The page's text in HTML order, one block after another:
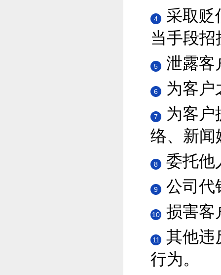
4
采取贬
当手段
5 泄露客
6 为客户
7
为客户
络、新闻
8 委托他
9 公司代
10 损害客
11
其他违
行为。